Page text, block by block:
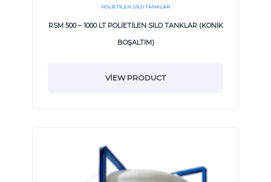
POLIETILEN SILO TANKLAR
RSM 500 – 1000 LT POLİETİLEN SİLO TANKLAR (KONİK
BOŞALTIM)
VIEW PRODUCT